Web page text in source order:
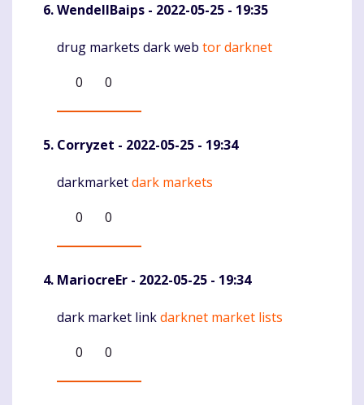
WendellBaips - 2022-05-25 - 19:35
Komentaras
drug markets dark web tor darknet
0
0
Corryzet - 2022-05-25 - 19:34
Komentaras
darkmarketdark markets
0
0
MariocreEr - 2022-05-25 - 19:34
Komentaras
dark market linkdarknet market lists
0
0